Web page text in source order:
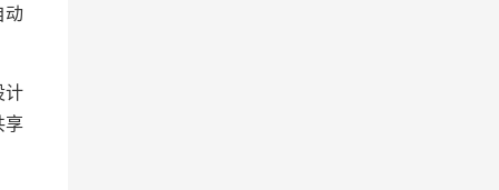
动
计
享